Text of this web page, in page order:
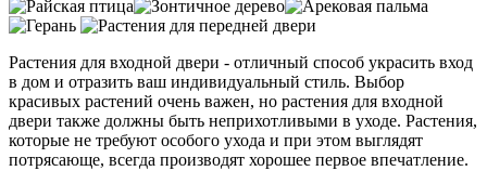
Растения для входной двери - отличный способ украсить вход
в дом и отразить ваш индивидуальный стиль. Выбор
красивых растений очень важен, но растения для входной
двери также должны быть неприхотливыми в уходе. Растения,
которые не требуют особого ухода и при этом выглядят
потрясающе, всегда производят хорошее первое впечатление.